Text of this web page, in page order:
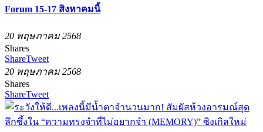
Forum 15-17 สิงหาคมนี้
20 พฤษภาคม 2568
Shares
ShareTweet
20 พฤษภาคม 2568
Shares
ShareTweet